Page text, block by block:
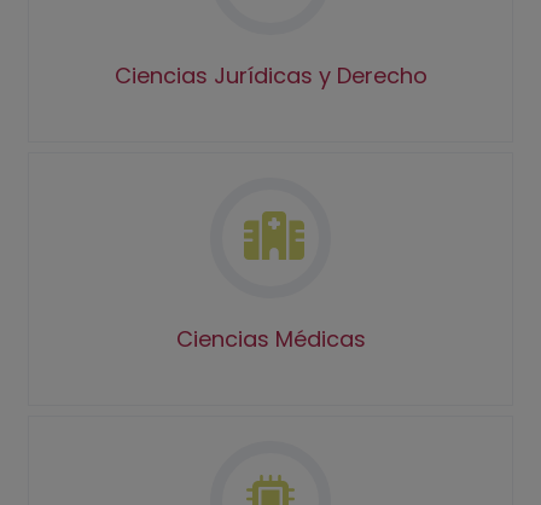
Ciencias Jurídicas y Derecho
Ciencias Médicas